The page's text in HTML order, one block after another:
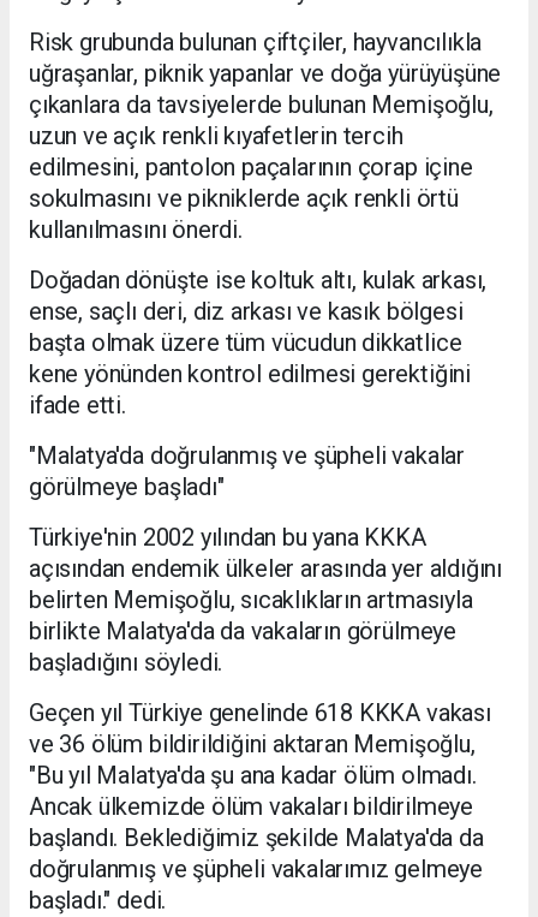
Risk grubunda bulunan çiftçiler, hayvancılıkla
uğraşanlar, piknik yapanlar ve doğa yürüyüşüne
çıkanlara da tavsiyelerde bulunan Memişoğlu,
uzun ve açık renkli kıyafetlerin tercih
edilmesini, pantolon paçalarının çorap içine
sokulmasını ve pikniklerde açık renkli örtü
kullanılmasını önerdi.
Doğadan dönüşte ise koltuk altı, kulak arkası,
ense, saçlı deri, diz arkası ve kasık bölgesi
başta olmak üzere tüm vücudun dikkatlice
kene yönünden kontrol edilmesi gerektiğini
ifade etti.
"Malatya'da doğrulanmış ve şüpheli vakalar
görülmeye başladı"
Türkiye'nin 2002 yılından bu yana KKKA
açısından endemik ülkeler arasında yer aldığını
belirten Memişoğlu, sıcaklıkların artmasıyla
birlikte Malatya'da da vakaların görülmeye
başladığını söyledi.
Geçen yıl Türkiye genelinde 618 KKKA vakası
ve 36 ölüm bildirildiğini aktaran Memişoğlu,
"Bu yıl Malatya'da şu ana kadar ölüm olmadı.
Ancak ülkemizde ölüm vakaları bildirilmeye
başlandı. Beklediğimiz şekilde Malatya'da da
doğrulanmış ve şüpheli vakalarımız gelmeye
başladı." dedi.